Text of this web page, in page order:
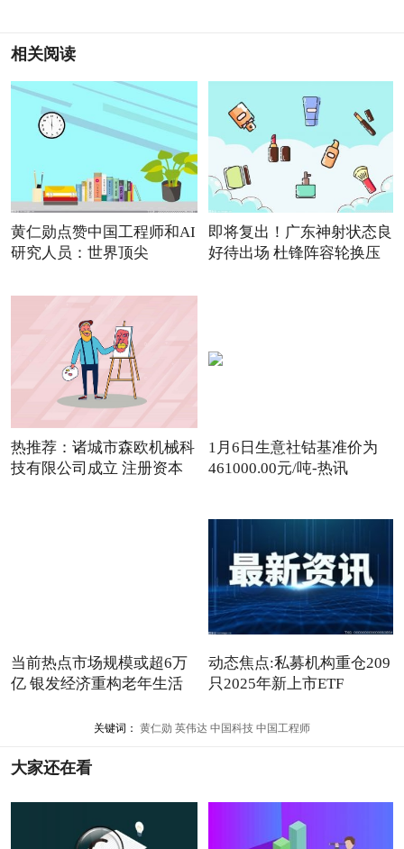
相关阅读
黄仁勋点赞中国工程师和AI
研究人员：世界顶尖
即将复出！广东神射状态良
好待出场 杜锋阵容轮换压
热推荐：诸城市森欧机械科
技有限公司成立 注册资本
1月6日生意社钴基准价为
461000.00元/吨-热讯
当前热点市场规模或超6万
亿 银发经济重构老年生活
动态焦点:私募机构重仓209
只2025年新上市ETF
关键词： 黄仁勋 英伟达 中国科技 中国工程师
大家还在看